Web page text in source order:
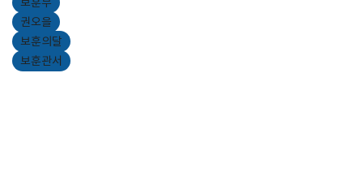
권오을
보훈의달
보훈관서